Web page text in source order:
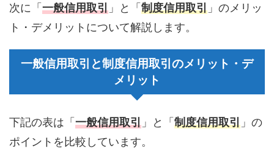
次に「一般信用取引 」と「制度信用取引 」のメリッ
ト・デメリットについて解説します。
一般信用取引と制度信用取引のメリット・デ
メリット
下記の表は「一般信用取引 」と「制度信用取引 」の
ポイントを比較しています。